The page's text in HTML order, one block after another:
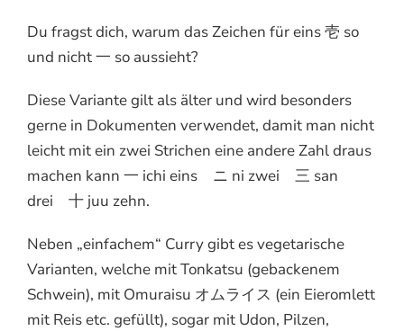
Du fragst dich, warum das Zeichen für eins 壱 so
und nicht 一 so aussieht?
Diese Variante gilt als älter und wird besonders
gerne in Dokumenten verwendet, damit man nicht
leicht mit ein zwei Strichen eine andere Zahl draus
machen kann 一 ichi eins ニ ni zwei 三 san
drei 十 juu zehn.
Neben „einfachem“ Curry gibt es vegetarische
Varianten, welche mit Tonkatsu (gebackenem
Schwein), mit Omuraisu オムライス (ein Eieromlett
mit Reis etc. gefüllt), sogar mit Udon, Pilzen,